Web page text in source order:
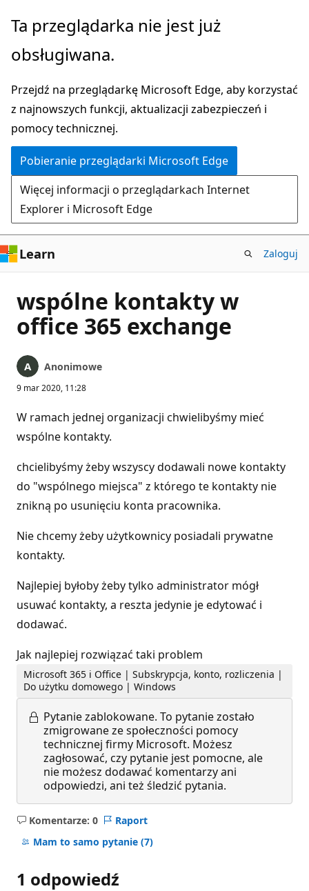
Przejdź
głównej
Ta przeglądarka nie jest już
obsługiwana.
Przejdź na przeglądarkę Microsoft Edge, aby korzystać
z najnowszych funkcji, aktualizacji zabezpieczeń i
pomocy technicznej.
Pobieranie przeglądarki Microsoft Edge
Więcej informacji o przeglądarkach Internet
Explorer i Microsoft Edge
Learn Zaloguj
wspólne kontakty w
office 365 exchange
Anonimowe
9 mar 2020, 11:28
W ramach jednej organizacji chwielibyśmy mieć
wspólne kontakty.
chcielibyśmy żeby wszyscy dodawali nowe kontakty
do "wspólnego miejsca" z którego te kontakty nie
znikną po usunięciu konta pracownika.
Nie chcemy żeby użytkownicy posiadali prywatne
kontakty.
Najlepiej byłoby żeby tylko administrator mógł
usuwać kontakty, a reszta jedynie je edytować i
dodawać.
Jak najlepiej rozwiązać taki problem
Microsoft 365 i Office | Subskrypcja, konto, rozliczenia |
Do użytku domowego | Windows
Pytanie zablokowane. To pytanie zostało
zmigrowane ze społeczności pomocy
technicznej firmy Microsoft. Możesz
zagłosować, czy pytanie jest pomocne, ale
nie możesz dodawać komentarzy ani
odpowiedzi, ani też śledzić pytania.
Komentarze: 0
Brak
komentarzy
Raport
Mam to samo pytanie (7)
1 odpowiedź